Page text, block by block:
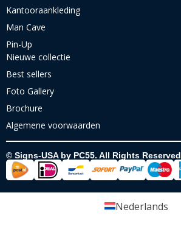
Kantooraankleding
Man Cave
Pin-Up
Nieuwe collectie
Best sellers
Foto Gallery
Brochure
Algemene voorwaarden
© Signs-USA by PC55. All Rights Reserved
Nederlands